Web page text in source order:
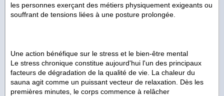
les personnes exerçant des métiers physiquement exigeants ou
souffrant de tensions liées à une posture prolongée.
Une action bénéfique sur le stress et le bien-être mental
Le stress chronique constitue aujourd'hui l'un des principaux
facteurs de dégradation de la qualité de vie. La chaleur du
sauna agit comme un puissant vecteur de relaxation. Dès les
premières minutes, le corps commence à relâcher